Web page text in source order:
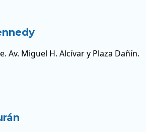
Av. Miguel H. Alcívar y Plaza Dañín.